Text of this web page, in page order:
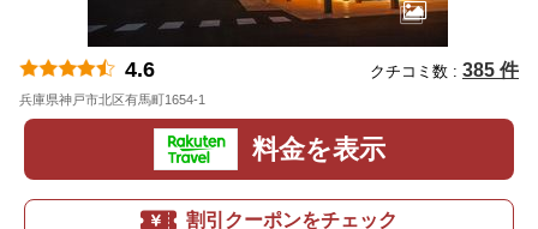
4.6 クチコミ数 : 385 件
兵庫県神戸市北区有馬町1654-1
料金を表示
割引クーポンをチェック